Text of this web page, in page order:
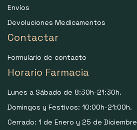
Envíos
Devoluciones Medicamentos
Contactar
Formulario de contacto
Horario Farmacia
Lunes a Sábado de 8:30h-21:30h.
Domingos y Festivos: 10:00h-21:00h.
Cerrado: 1 de Enero y 25 de